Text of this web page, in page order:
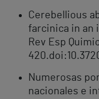
Cerebellious
farcinica in an
Rev Esp
Numerosas
nacionales e